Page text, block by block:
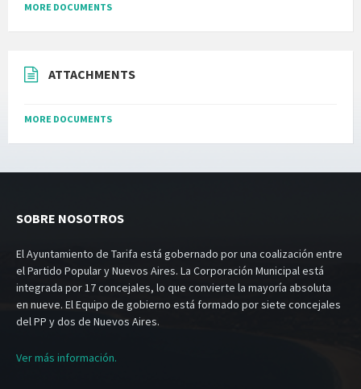
MORE DOCUMENTS
ATTACHMENTS
MORE DOCUMENTS
SOBRE NOSOTROS
El Ayuntamiento de Tarifa está gobernado por una coalización entre
el Partido Popular y Nuevos Aires. La Corporación Municipal está
integrada por 17 concejales, lo que convierte la mayoría absoluta
en nueve. El Equipo de gobierno está formado por siete concejales
del PP y dos de Nuevos Aires.
Ver más información.